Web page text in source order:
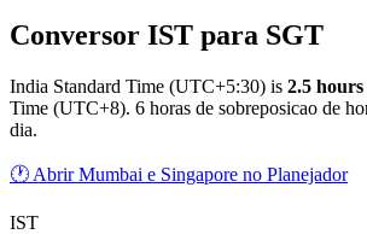
Conversor IST para SGT
India Standard Time (UTC+5:30) is 2.5 hours
Time (UTC+8). 6 horas de sobreposicao de
dia.
🕐 Abrir Mumbai e Singapore no Planejador
IST